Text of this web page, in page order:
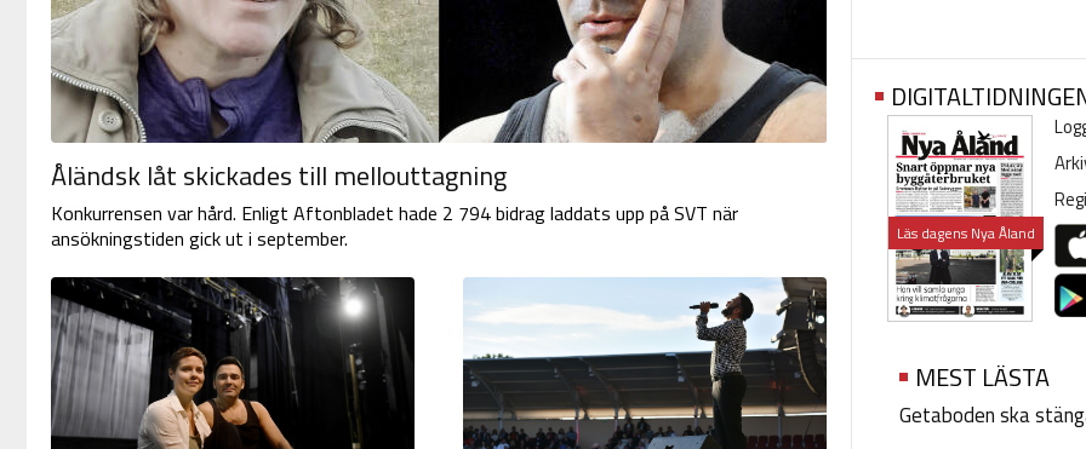
Åländsk låt skickades till mellouttagning
Konkurrensen var hård. Enligt Aftonbladet hade 2 794 bidrag laddats upp på SVT när
ansökningstiden gick ut i september.
Läs dagens Nya Åland
MEST LÄSTA
Getaboden ska